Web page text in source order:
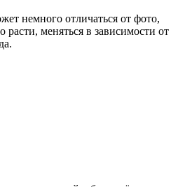
немного отличаться от фото,
расти, меняться в зависимости от